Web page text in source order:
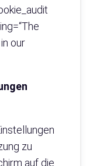
our
zu
auf die